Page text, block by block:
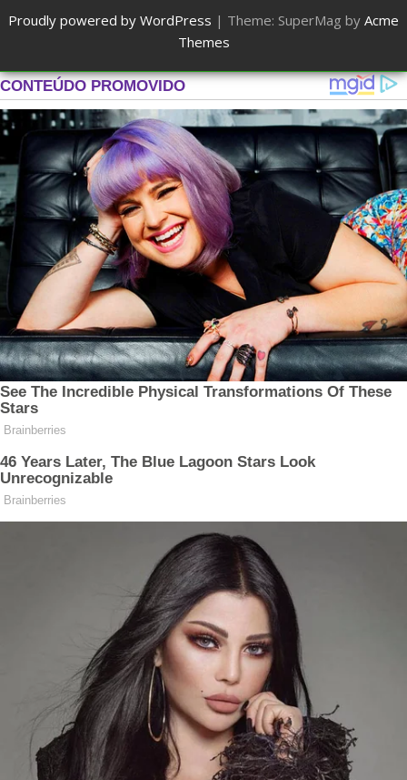
Proudly powered by WordPress | Theme: SuperMag by Acme
Themes